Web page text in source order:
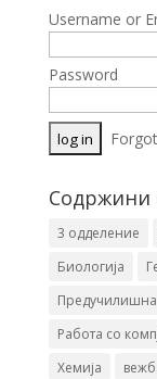
Username or
Password
Содржини
3 одделение
Биологија
Предучилишна
Работа со
Хемија